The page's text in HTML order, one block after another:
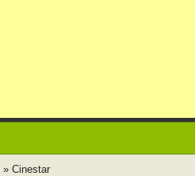
» Cinestar